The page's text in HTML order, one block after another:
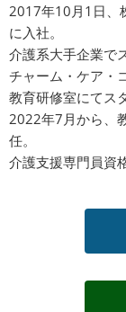
2017年10月1日、
に入社。
介護系大手企業で
チャーム・ケア・
教育研修室にてス
2022年7月から、
任。
介護支援専門員資